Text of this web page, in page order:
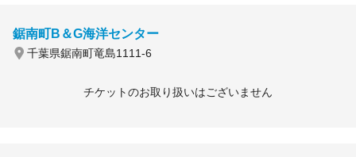
鋸南町B＆G海洋センター
千葉県鋸南町竜島1111-6
チケットのお取り扱いはございません